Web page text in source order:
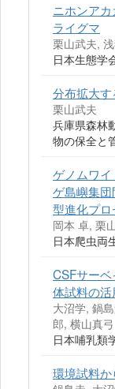
ニホンア
ライグマ
栗山武夫,
日本生態学
分布拡大
栗山武夫
兵庫県森林
物の保全と
ゲノムワ
ゲ島嶼集
型進化プ
岡本 卓, 栗
日本爬虫両
CSFサー
体試料の活
大沼学, 鍋
郎, 横山真弓
日本哺乳類
環境試料